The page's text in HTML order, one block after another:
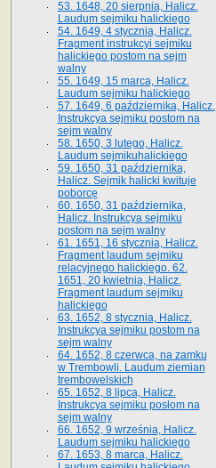
53. 1648, 20 sierpnia, Halicz.
Laudum sejmiku halickiego
54. 1649, 4 stycznia, Halicz.
Fragment instrukcyi sejmiku
halickiego postom na sejm
walny
55. 1649, 15 marca, Halicz.
Laudum sejmiku halickiego
57. 1649, 6 października, Halicz.
Instrukcya sejmiku postom na
sejm walny
58. 1650, 3 lutego, Halicz.
Laudum sejmikuhalickiego
59. 1650, 31 października,
Halicz. Sejmik halicki kwituje
poborcę
60. 1650, 31 października,
Halicz. Instrukcya sejmiku
postom na sejm walny
61. 1651, 16 stycznia, Halicz.
Fragment laudum sejmiku
relacyjnego halickiego. 62.
1651, 20 kwietnia, Halicz.
Fragment laudum sejmiku
halickiego
63. 1652, 8 stycznia, Halicz.
Instrukcya sejmiku postom na
sejm walny
64. 1652, 8 czerwca, na zamku
w Trembowli. Laudum ziemian
trembowelskich
65. 1652, 8 lipca, Halicz.
Instrukcya sejmiku posłom na
sejm walny
66. 1652, 9 września, Halicz.
Laudum sejmiku halickiego
67. 1653, 8 marca, Halicz.